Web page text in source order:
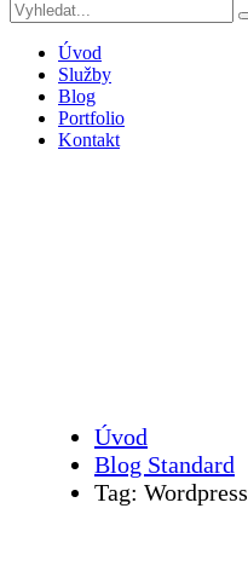
Úvod
Služby
Blog
Portfolio
Kontakt
Úvod
Blog Standard
Tag: Wordpress